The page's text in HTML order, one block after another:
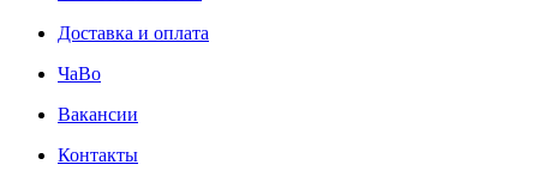
Доставка и оплата
ЧаВо
Вакансии
Контакты